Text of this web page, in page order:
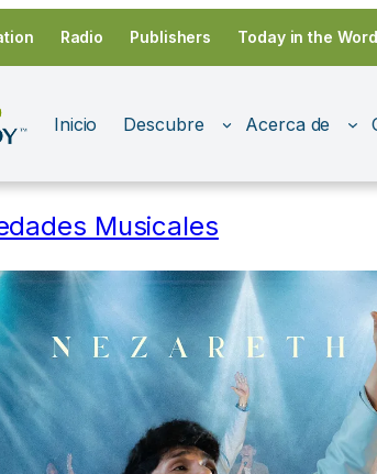
Radio Publishers Today in the Word
Inicio Descubre Acerca de
Musicales